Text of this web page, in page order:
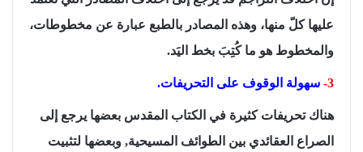
عليها كلّ منها، وهذه المصادر بالطبع عبارة عن مخطوطات،
والمخطوط هو ما كُتِبَ بخط اليَد.
3- سهولة الوقوف على التحريفات.
هناك تحريفات كثيرة في الكتاب المقدس بعضها يرجع إلى
الصراع العقائدي بين الطوائف المسيحية, وبعضها لتثبيت